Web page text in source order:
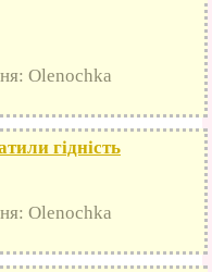
Olenochka
гідність
Olenochka